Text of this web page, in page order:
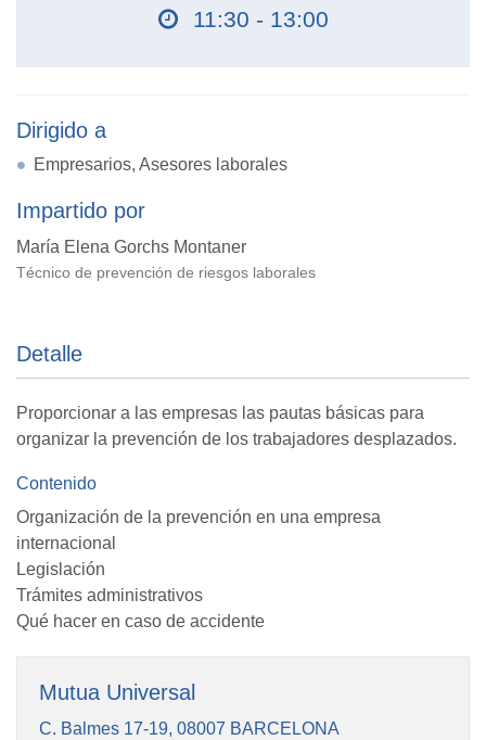
11:30 - 13:00
Dirigido a
Empresarios, Asesores laborales
Impartido por
María Elena Gorchs Montaner
Técnico de prevención de riesgos laborales
Detalle
Proporcionar a las empresas las pautas básicas para
organizar la prevención de los trabajadores desplazados.
Contenido
Organización de la prevención en una empresa
internacional
Legislación
Trámites administrativos
Qué hacer en caso de accidente
Mutua Universal
C. Balmes 17-19, 08007 BARCELONA